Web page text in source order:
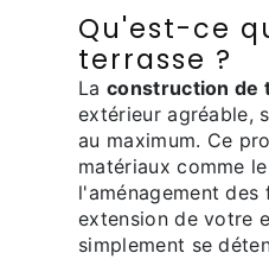
Qu'est-ce
terrasse ?
La construction de
extérieur agréable,
au maximum. Ce
matériaux comme
l'aménagement
extension de votre
simplement se